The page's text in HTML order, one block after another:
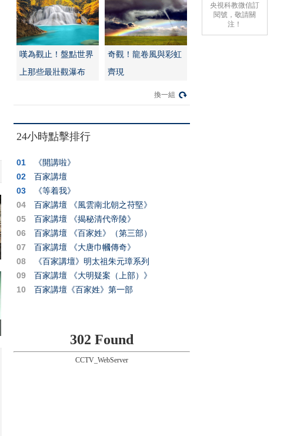
央視科教微信訂
閱號，敬請關
注！
嘆為觀止！盤點世界
上那些最壯觀瀑布
奇觀！龍卷風與彩虹
齊現
換一組
24小時點擊排行
01
《開講啦》
02
百家講壇
03
《等着我》
04
百家講壇 《風雲南北朝之苻堅》
05
百家講壇 《揭秘清代帝陵》
06
百家講壇 《百家姓》（第三部）
07
百家講壇 《大唐巾幗傳奇》
08
《百家講壇》明太祖朱元璋系列
09
百家講壇 《大明疑案（上部）》
10
百家講壇《百家姓》第一部
302 Found
CCTV_WebServer